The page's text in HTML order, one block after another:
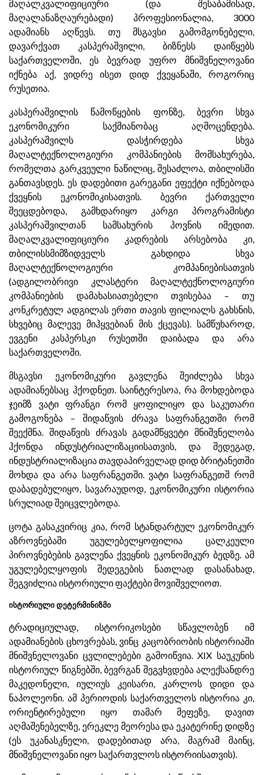
მაღალკვალიფიციური (და შესაბამისად,
მაღალანაზღაურებადი) პროფესიონალია, 3000
ადამიანს აღწევს. თუ მსგავსი გამომგონებელი,
დავარქვათ კასპერაშვილი, ბიზნესს დაიწყებს
საქართველოში, ეს ბევრად უფრო მნიშვნელოვანი
იქნება აქ, ვიდრე ისეთ დიდ ქვეყანაში, როგორიც
რუსეთია.
კასპერაშვილის წამოწყების ფონზე, ბევრი სხვა
ეკონომიკური საქმიანობაც აღმოცენდება.
კასპერაშვილს დასჭირდება სხვა
მაღალტექნოლოგიური კომპანიების მომსახურება,
რომელთა გარკვეული ნაწილიც, შესაძლოა, თბილისში
განთავსდეს. ეს დადებითი გარეგანი ეფექტი იქნებოდა
ქვეყნის ეკონომიკისათვის. ბევრი ქართველი
შეეცდებოდა, გამხდარიყო კარგი პროგრამისტი
კასპერაშვილთან სამსახურის პოვნის იმედით.
მაღალკვალიფიციური კადრების არსებობა კი,
თბილისსმიმზიდველს გახდიდა სხვა
მაღალტექნოლოგიური კომპანიებისათვის
(ადგილობრივი კლასტერი მაღალტექნოლოგიური
კომპანიების დამახასიათებელი თვისებაა – თუ
კონკრეტულ ადგილას ერთი თავის ფილიალს გახსნის,
სხვებიც მალევე მიჰყვებიან მის ქცევას). სამწუხაროდ,
ევგენი კასპერსკი რუსეთში დაიბადა და არა
საქართველოში.
მსგავსი ეკონომიკური გავლენა შეიძლება სხვა
ადამიანებსაც ჰქოდნეთ. საინტერესოა, რა მოხდებოდა
ჯეიმზ ვატი ფრანგი რომ ყოფილიყო და საკუთარი
გამოგონება – შიდაწვის ძრავა საფრანგეთში რომ
შეექმნა. შიდაწვის ძრავას გადამწყვეტი მნიშვნელობა
ჰქონდა ინდუსტრიალიზაციისათვის, და შედეგად,
ინდუსტრიალიზაცია თავდაპირველად დიდ ბრიტანეთში
მოხდა და არა საფრანგეთში. ვატი საფრანგეთშ რომ
დაბადებულიყო, სავარაუდოდ, ეკონომიკური ისტორია
სრულიად შეიცვლებოდა.
ცოტა გასაკვირიც კია, რომ სტანდარტულ ეკონომიკურ
აზროვნებაში უგულებელყოფილია ცალკეული
პიროვნებების გავლენა ქვეყნის ეკონომიკურ ბედზე. ამ
უგულებელყოფის შედეგების ნათლად დასანახად,
შეგვიძლია ისტორიული ფაქტები მოვიშველიოთ.
ისტორიული დეტერმინიზმი
ტრადიციულად, ისტორიკოსები სწავლობენ იმ
ადამიანების ცხოვრებას, ვინც კაცობრიობის ისტორიაში
მნიშვნელოვანი ცვლილებები გამოიწვია. XIX საუკუნის
ისტორიულ წიგნებში, ბევრგან შეგვხვდება ალექსანდრე
მაკედონელი, იულიუს კეისარი, კარლოს დიდი და
ნაპოლეონი. ამ პერიოდის საქართველოს ისტორია კი,
ორიენტირებული იყო თამარ მეფეზე, დავით
აღმაშენებელზე, ერეკლე მეორესა და ეკატერინე დიდზე
(ეს უკანასკნელი, დადებითად არა, მაგრამ მაინც,
მნიშვნელოვანი იყო საქართვლოს ისტორიისათვის).